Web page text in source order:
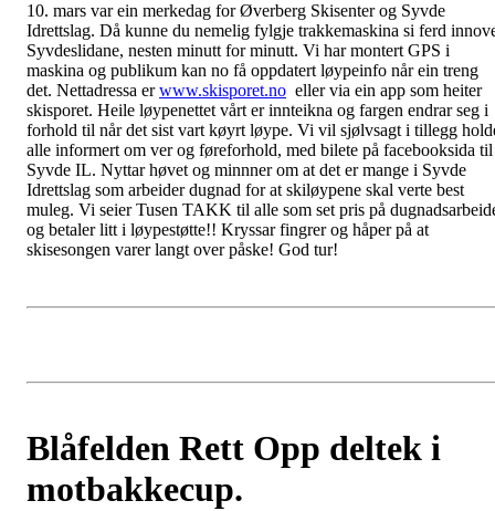
10. mars var ein merkedag for Øverberg Skisenter og Syvde
Idrettslag. Då kunne du nemelig fylgje trakkemaskina si ferd
Syvdeslidane, nesten minutt for minutt. Vi har montert GPS i
maskina og publikum kan no få oppdatert løypeinfo når ein treng
det. Nettadressa erwww.skisporet.no eller via ein app som heiter
skisporet. Heile løypenettet vårt er innteikna og fargen endrar seg i
forhold til når det sist vart køyrt løype. Vi vil sjølvsagt i tillegg
alle informert om ver og føreforhold, med bilete på facebooksida til
Syvde IL. Nyttar høvet og minnner om at det er mange i Syvde
Idrettslag som arbeider dugnad for at skiløypene skal verte best
muleg. Vi seier Tusen TAKK til alle som set pris på
og betaler litt i løypestøtte!! Kryssar fingrer og håper på at
skisesongen varer langt over påske! God tur!
Blåfelden Rett Opp deltek i
motbakkecup.